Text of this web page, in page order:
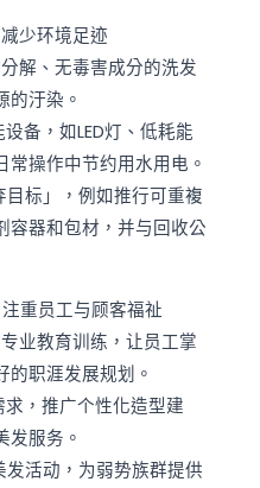
少环境足迹
解、无毒害成分的洗发
的汙染。
备，如LED灯、低耗能
操作中节约用水用电。
标」，例如推行可重複
容器和包材，并与回收公
重员工与顾客福祉
业教育训练，让员工掌
职涯发展规划。
，推广个性化造型建
发服务。
活动，为弱势族群提供